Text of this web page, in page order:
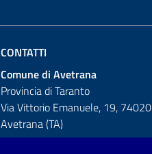
CONTATTI
Comune di Avetrana
Provincia di Taranto
Via Vittorio Emanuele, 19, 74020
Avetrana (TA)